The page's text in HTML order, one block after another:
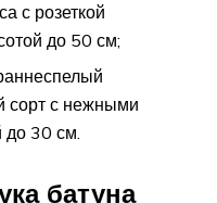
с розеткой
до 50 см;
сорт с нежными
до 30 см.
батуна